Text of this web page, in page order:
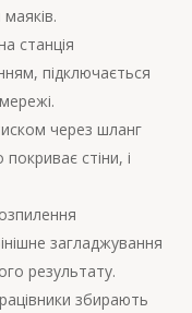
станція
підключається
через шланг
стіни, і
загладжування
результату.
збирають